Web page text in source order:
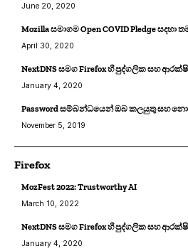
June 20, 2020
Mozilla සමාගම Open COVID Pledge
April 30, 2020
NextDNS සමග Firefox හී පුද්ගලික සහ
January 4, 2020
Password සම්බන්ධයෙන් ඔබ කලයුතු සහ
November 5, 2019
Firefox
MozFest 2022: Trustworthy AI
March 10, 2022
NextDNS සමග Firefox හී පුද්ගලික සහ
January 4, 2020